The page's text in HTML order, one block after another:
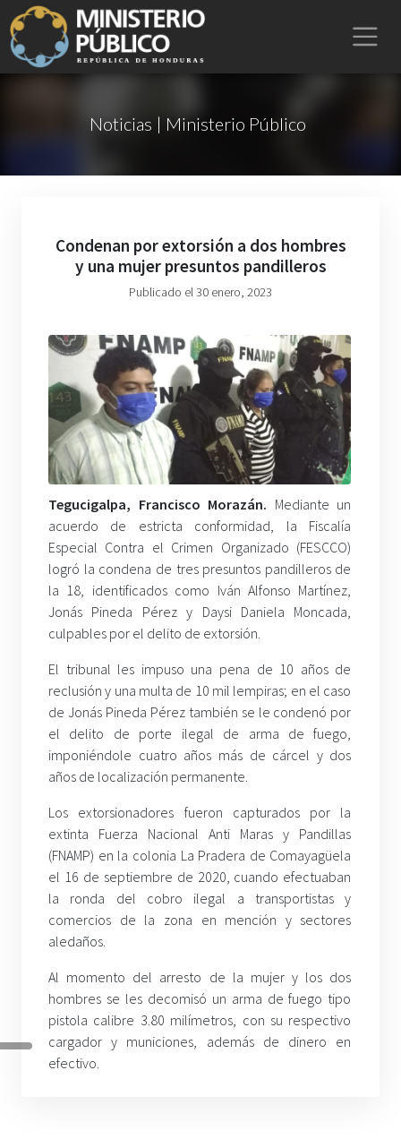
Noticias | Ministerio Público
Condenan por extorsión a dos hombres
y una mujer presuntos pandilleros
Publicado el 30 enero, 2023
Tegucigalpa, Francisco Morazán. Mediante un
acuerdo de estricta conformidad, la Fiscalía
Especial Contra el Crimen Organizado (FESCCO)
logró la condena de tres presuntos pandilleros de
la 18, identificados como Iván Alfonso Martínez,
Jonás Pineda Pérez y Daysi Daniela Moncada,
culpables por el delito de extorsión.
El tribunal les impuso una pena de 10 años de
reclusión y una multa de 10 mil lempiras; en el caso
de Jonás Pineda Pérez también se le condenó por
el delito de porte ilegal de arma de fuego,
imponiéndole cuatro años más de cárcel y dos
años de localización permanente.
Los extorsionadores fueron capturados por la
extinta Fuerza Nacional Anti Maras y Pandillas
(FNAMP) en la colonia La Pradera de Comayagüela
el 16 de septiembre de 2020, cuando efectuaban
la ronda del cobro ilegal a transportistas y
comercios de la zona en mención y sectores
aledaños.
Al momento del arresto de la mujer y los dos
hombres se les decomisó un arma de fuego tipo
pistola calibre 3.80 milímetros, con su respectivo
cargador y municiones, además de dinero en
efectivo.